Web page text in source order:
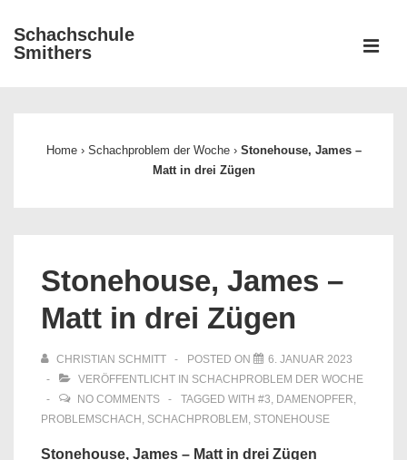
Zum
Inhalt
Schachschule
Smithers
Home › Schachproblem der Woche › Stonehouse, James –
Matt in drei Zügen
Stonehouse, James –
Matt in drei Zügen
CHRISTIAN SCHMITT POSTED ON
6. JANUAR 2023
VERÖFFENTLICHT IN SCHACHPROBLEM DER WOCHE
NO COMMENTS
TAGGED WITH #3, DAMENOPFER,
PROBLEMSCHACH , SCHACHPROBLEM , STONEHOUSE
Stonehouse, James – Matt in drei Zügen